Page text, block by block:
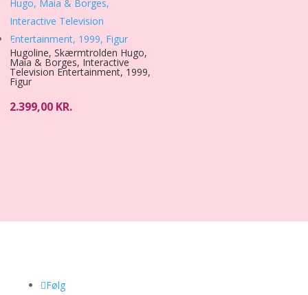
Hugoline, Skærmtrolden Hugo,
Maia & Borges, Interactive
Television Entertainment, 1999,
Figur
2.399,00 KR.
Følg